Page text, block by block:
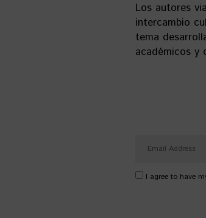
Los autores
intercambio
tema
académicos y
I agree to have